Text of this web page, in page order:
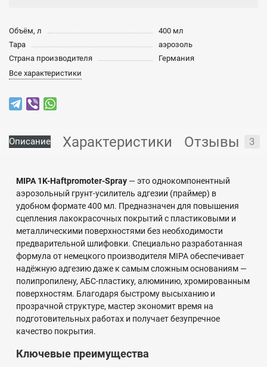
Объём, л
400 мл
Тара
аэрозоль
Страна производителя
Германия
Все характеристики
Описание Характеристики Отзывы 3
MIPA 1K-Haftpromoter-Spray — это однокомпонентный
аэрозольный грунт-усилитель адгезии (праймер) в
удобном формате 400 мл. Предназначен для повышения
сцепления лакокрасочных покрытий с пластиковыми и
металлическими поверхностями без необходимости
предварительной шлифовки. Специально разработанная
формула от немецкого производителя MIPA обеспечивает
надёжную адгезию даже к самым сложным основаниям —
полипропилену, АБС-пластику, алюминию, хромированным
поверхностям. Благодаря быстрому высыханию и
прозрачной структуре, мастер экономит время на
подготовительных работах и получает безупречное
качество покрытия.
Ключевые преимущества